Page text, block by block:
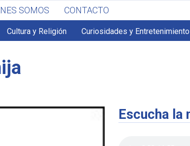
SOMOS CONTACTO
Cultura y Religión Curiosidades y Entretenimiento
Escucha la